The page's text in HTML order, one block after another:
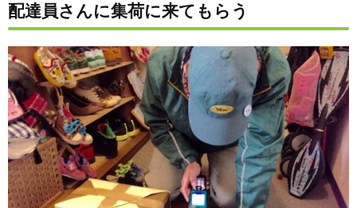
配達員さんに集荷に来てもらう